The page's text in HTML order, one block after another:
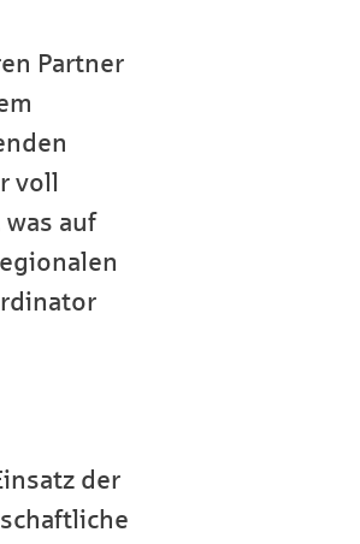
Partner
voll
auf
der